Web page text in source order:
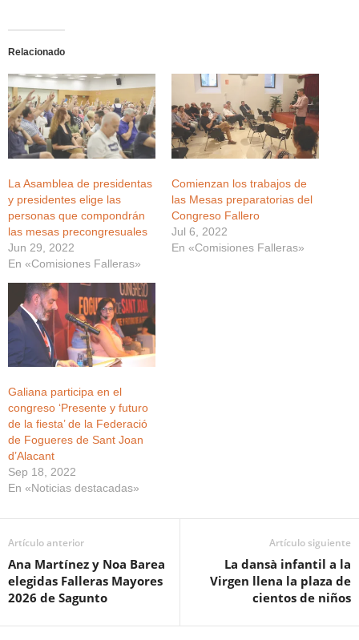
Relacionado
La Asamblea de presidentas
y presidentes elige las
personas que compondrán
las mesas precongresuales
Jun 29, 2022
En «Comisiones Falleras»
Comienzan los trabajos de
las Mesas preparatorias del
Congreso Fallero
Jul 6, 2022
En «Comisiones Falleras»
Galiana participa en el
congreso ‘Presente y futuro
de la fiesta’ de la Federació
de Fogueres de Sant Joan
d’Alacant
Sep 18, 2022
En «Noticias destacadas»
Artículo anterior
Ana Martínez y Noa Barea
elegidas Falleras Mayores
2026 de Sagunto
Artículo siguiente
La dansà infantil a la
Virgen llena la plaza de
cientos de niños